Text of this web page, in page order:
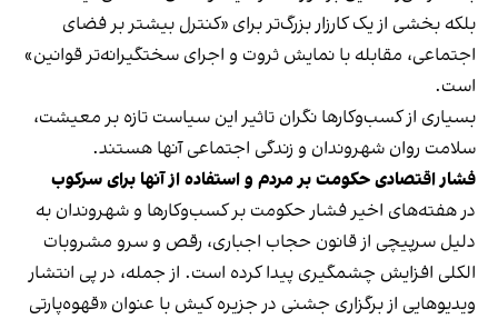
بلکه بخشی از یک کارزار بزرگ‌تر برای «کنترل بیشتر بر فضای
اجتماعی، مقابله با نمایش ثروت و اجرای سختگیرانه‌تر قوانین»
است.
بسیاری از کسب‌وکارها نگران تاثیر این سیاست‌ تازه بر معیشت،
سلامت روان شهروندان و زندگی اجتماعی آنها هستند.
فشار اقتصادی حکومت بر مردم و استفاده از آنها برای سرکوب
در هفته‌های اخیر فشار حکومت بر کسب‌وکارها و شهروندان به
دلیل سرپیچی از قانون حجاب اجباری، رقص و سرو مشروبات
الکلی افزایش چشمگیری پیدا کرده است. از جمله، در پی انتشار
ویدیوهایی از برگزاری جشنی در جزیره کیش با عنوان «قهوه‌پارتی